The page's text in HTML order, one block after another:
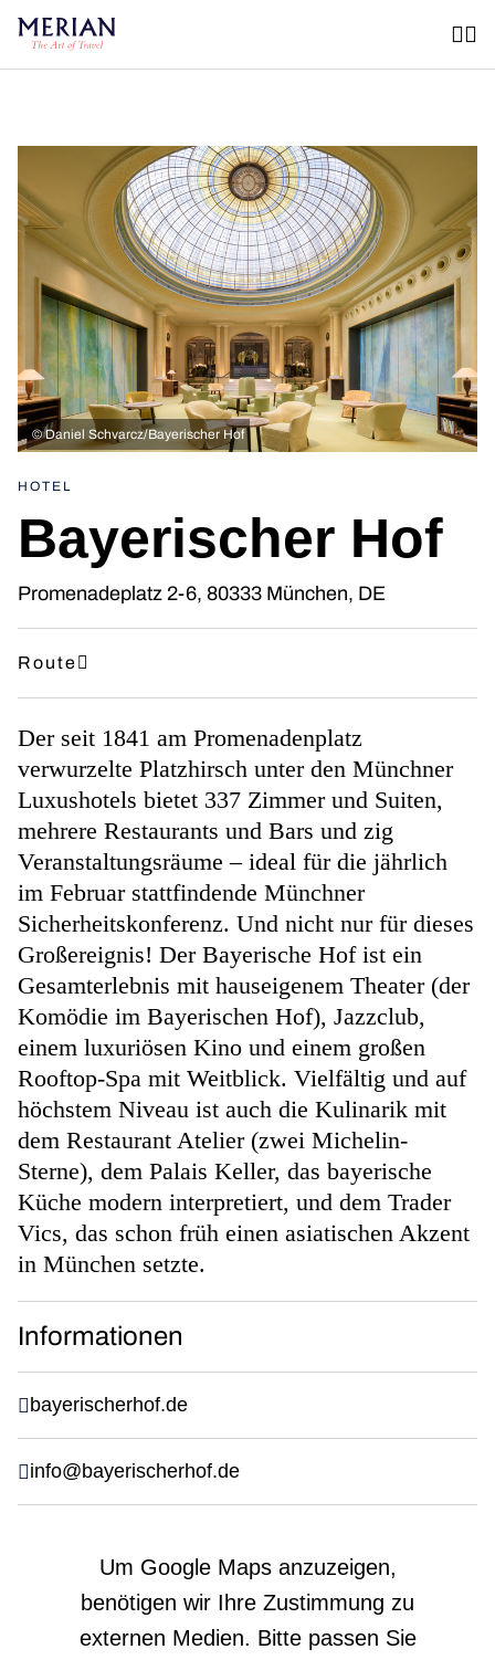
Informationen
bayerischerhof.de
info@bayerischerhof.de
Um Google Maps anzuzeigen,
benötigen wir Ihre Zustimmung zu
externen Medien. Bitte passen Sie
© Daniel Schvarcz/Bayerischer Hof
HOTEL
Bayerischer Hof
Promenadeplatz 2-6, 80333 München, DE
Route
Der seit 1841 am Promenadenplatz
verwurzelte Platzhirsch unter den Münchner
Luxushotels bietet 337 Zimmer und Suiten,
mehrere Restaurants und Bars und zig
Veranstaltungsräume – ideal für die jährlich
im Februar stattfindende Münchner
Sicherheitskonferenz. Und nicht nur für dieses
Großereignis! Der Bayerische Hof ist ein
Gesamterlebnis mit hauseigenem Theater (der
Komödie im Bayerischen Hof), Jazzclub,
einem luxuriösen Kino und einem großen
Rooftop-Spa mit Weitblick. Vielfältig und auf
höchstem Niveau ist auch die Kulinarik mit
dem Restaurant Atelier (zwei Michelin-
Sterne), dem Palais Keller, das bayerische
Küche modern interpretiert, und dem Trader
Vics, das schon früh einen asiatischen Akzent
in München setzte.